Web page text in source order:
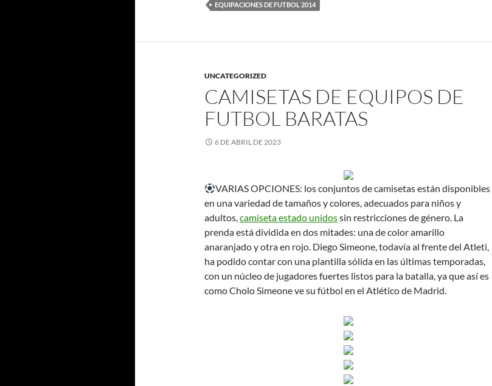
EQUIPACIONES DE FUTBOL 2014
UNCATEGORIZED
CAMISETAS DE EQUIPOS DE
FUTBOL BARATAS
6 DE ABRIL DE 2023
VARIAS OPCIONES: los conjuntos de camisetas están disponibles
en una variedad de tamaños y colores, adecuados para niños y
adultos,camiseta estado unidossin restricciones de género. La
prenda está dividida en dos mitades: una de color amarillo
anaranjado y otra en rojo. Diego Simeone, todavía al frente del Atleti,
ha podido contar con una plantilla sólida en las últimas temporadas,
con un núcleo de jugadores fuertes listos para la batalla, ya que así es
como Cholo Simeone ve su fútbol en el Atlético de Madrid.